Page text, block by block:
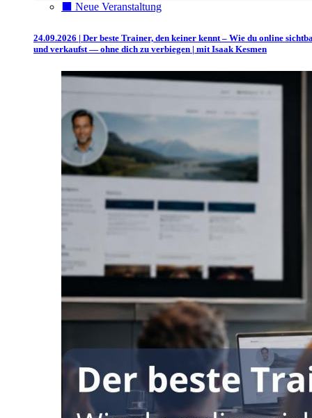
⬛️ Neue Veranstaltung
24.09.2026 | Der beste Trainer, den keiner kennt – Wie du online
und verkaufst — ohne dich zu verbiegen | mit Isaak Kesmen